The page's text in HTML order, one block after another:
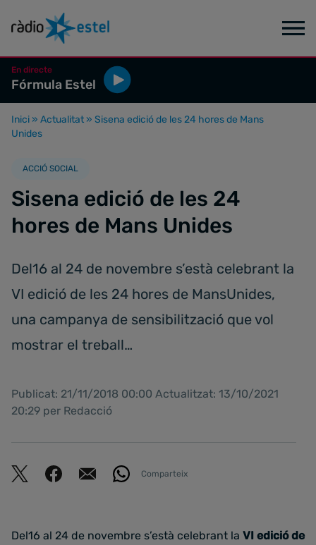
En directe
Fórmula Estel
Inici » Actualitat » Sisena edició de les 24 hores de Mans
Unides
ACCIÓ SOCIAL
Sisena edició de les 24
hores de Mans Unides
Del16 al 24 de novembre s’està celebrant la
VI edició de les 24 hores de MansUnides,
una campanya de sensibilització que vol
mostrar el treball…
Publicat: 21/11/2018 00:00 Actualitzat: 13/10/2021
20:29 per Redacció
Comparteix
Del16 al 24 de novembre s’està celebrant la VI edició de